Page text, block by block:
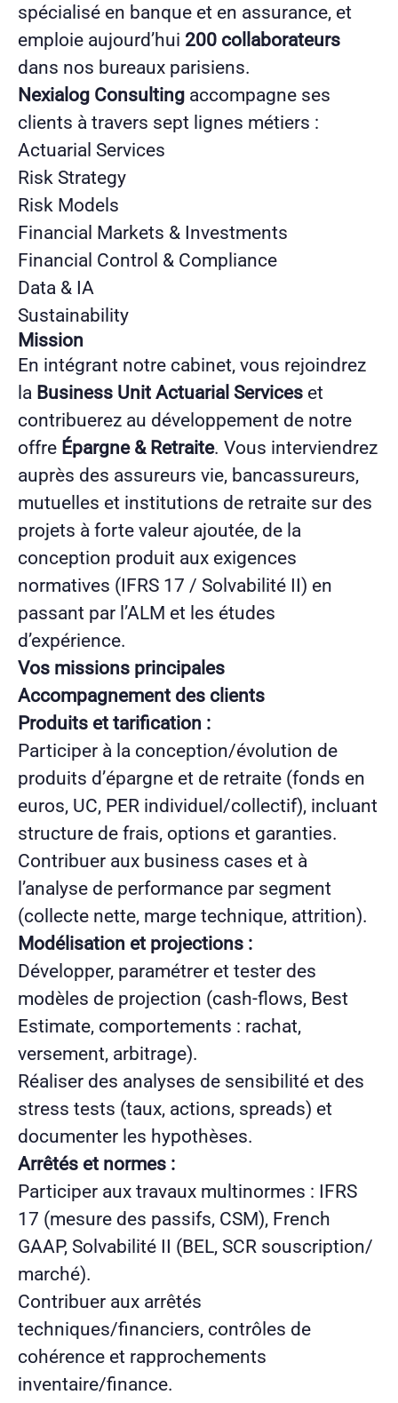
spécialisé en banque et en assurance, et
emploie aujourd’hui 200 collaborateurs
dans nos bureaux parisiens.
Nexialog Consulting accompagne ses
clients à travers sept lignes métiers :
Actuarial Services
Risk Strategy
Risk Models
Financial Markets & Investments
Financial Control & Compliance
Data & IA
Sustainability
Mission
En intégrant notre cabinet, vous rejoindrez
la Business Unit Actuarial Services et
contribuerez au développement de notre
offre Épargne & Retraite. Vous interviendrez
auprès des assureurs vie, bancassureurs,
mutuelles et institutions de retraite sur des
projets à forte valeur ajoutée, de la
conception produit aux exigences
normatives (IFRS 17 / Solvabilité II) en
passant par l’ALM et les études
d’expérience.
Vos missions principales
Accompagnement des clients
Produits et tarification :
Participer à la conception/évolution de
produits d’épargne et de retraite (fonds en
euros, UC, PER individuel/collectif), incluant
structure de frais, options et garanties.
Contribuer aux business cases et à
l’analyse de performance par segment
(collecte nette, marge technique, attrition).
Modélisation et projections :
Développer, paramétrer et tester des
modèles de projection (cash-flows, Best
Estimate, comportements : rachat,
versement, arbitrage).
Réaliser des analyses de sensibilité et des
stress tests (taux, actions, spreads) et
documenter les hypothèses.
Arrêtés et normes :
Participer aux travaux multinormes : IFRS
17 (mesure des passifs, CSM), French
GAAP, Solvabilité II (BEL, SCR souscription/
marché).
Contribuer aux arrêtés
techniques/financiers, contrôles de
cohérence et rapprochements
inventaire/finance.